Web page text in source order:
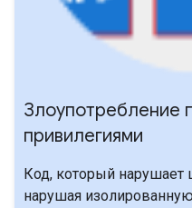
Злоупотребление
привилегиями
Код, который нарушает
нарушая